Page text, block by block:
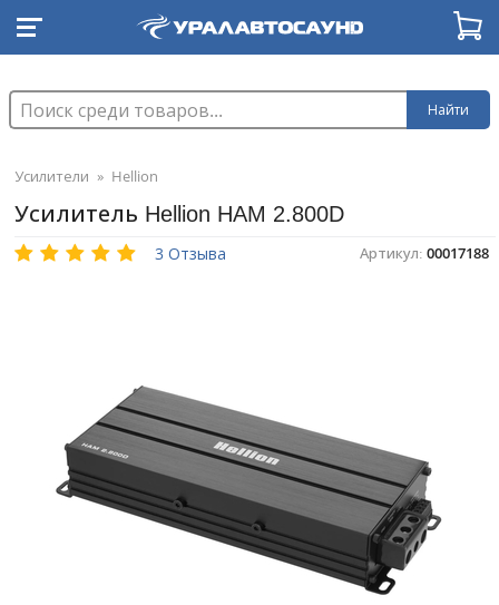
Найти
Усилители » Hellion
Усилитель Hellion HAM 2.800D
3 Отзыва Артикул: 00017188